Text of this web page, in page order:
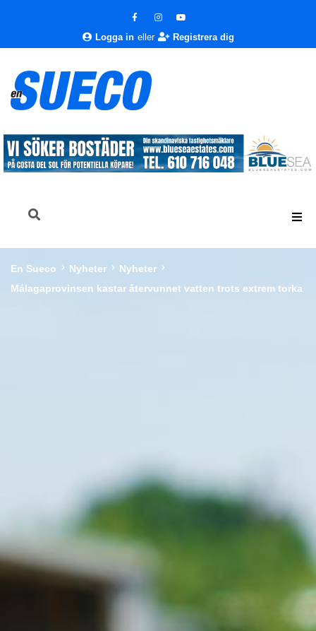
Logga in eller Registrera dig
En Sueco Nyheter
Nyheter
Málagaprovinsen kastar återvunnet vatten trots extrem torka